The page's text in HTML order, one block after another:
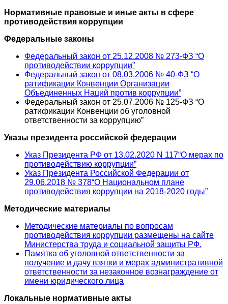
Нормативные правовые и иные акты в сфере
противодействия коррупции
Федеральные законы
Федеральный закон от 25.12.2008 № 273-ФЗ “О
противодействии коррупции”
Федеральный закон от 08.03.2006 № 40-ФЗ “О
ратификации Конвенции Организации
Объединенных Наций против коррупции”
Федеральный закон от 25.07.2006 № 125-ФЗ “О
ратификации Конвенции об уголовной
ответственности за коррупцию”
Указы президента российской федерации
Указ Президента РФ от 13.02.2020 N 117“О мерах по
противодействию коррупции”
Указ Президента Российской Федерации от
29.06.2018 № 378“О Национальном плане
противодействия коррупции на 2018-2020 годы”
Методические материалы
Методические материалы по вопросам
противодействия коррупции размещены на сайте
Министерства труда и социальной защиты РФ.
Памятка об уголовной ответственности за
получение и дачу взятки и мерах административной
ответственности за незаконное вознаграждение от
имени юридического лица
Локальные нормативные акты